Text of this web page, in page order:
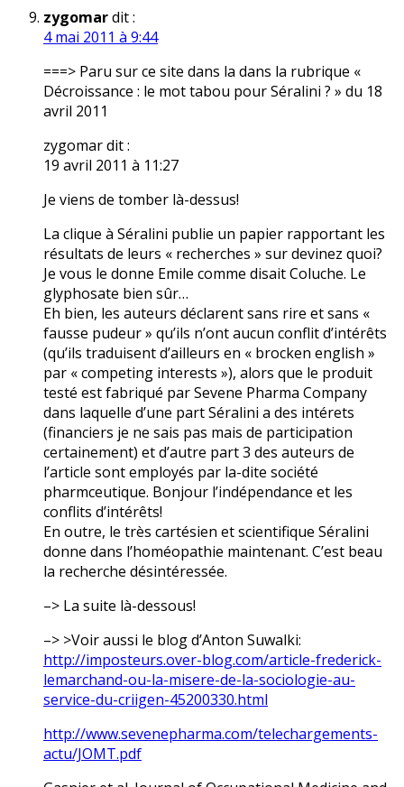
zygomardit :
4 mai 2011 à 9:44
===> Paru sur ce site dans la dans la rubrique «
Décroissance : le mot tabou pour Séralini ? » du 18
avril 2011
zygomar dit :
19 avril 2011 à 11:27
Je viens de tomber là-dessus!
La clique à Séralini publie un papier rapportant les
résultats de leurs « recherches » sur devinez quoi?
Je vous le donne Emile comme disait Coluche. Le
glyphosate bien sûr…
Eh bien, les auteurs déclarent sans rire et sans «
fausse pudeur » qu’ils n’ont aucun conflit d’intérêts
(qu’ils traduisent d’ailleurs en « brocken english »
par « competing interests »), alors que le produit
testé est fabriqué par Sevene Pharma Company
dans laquelle d’une part Séralini a des intérets
(financiers je ne sais pas mais de participation
certainement) et d’autre part 3 des auteurs de
l’article sont employés par la-dite société
pharmceutique. Bonjour l’indépendance et les
conflits d’intérêts!
En outre, le très cartésien et scientifique Séralini
donne dans l’homéopathie maintenant. C’est beau
la recherche désintéressée.
–> La suite là-dessous!
–> >Voir aussi le blog d’Anton Suwalki:
http://imposteurs.over-blog.com/article-frederick-
lemarchand-ou-la-misere-de-la-sociologie-au-
service-du-criigen-45200330.html
http://www.sevenepharma.com/telechargements-
actu/JOMT.pdf